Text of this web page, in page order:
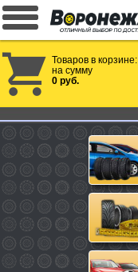
Товаров в корзине:
на сумму
0 руб.